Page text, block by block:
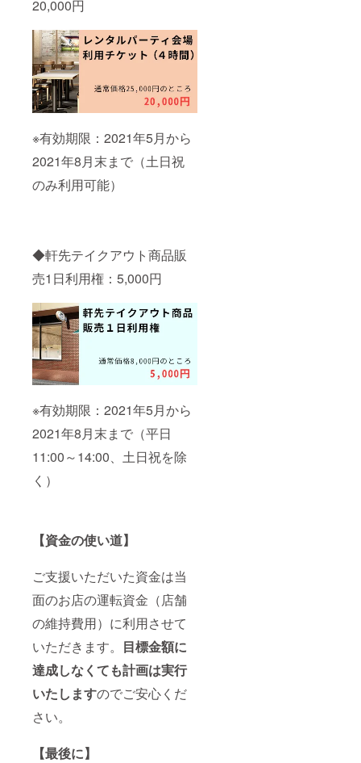
20,000円
※有効期限：2021年5月から
2021年8月末まで（土日祝
のみ利用可能）
◆軒先テイクアウト商品販
売1日利用権：5,000円
※有効期限：2021年5月から
2021年8月末まで（平日
11:00～14:00、土日祝を除
く）
【資金の使い道】
ご支援いただいた資金は当
面のお店の運転資金（店舗
の維持費用）に利用させて
いただきます。 目標金額に
達成しなくても計画は実行
いたしますのでご安心くだ
さい。
【最後に】